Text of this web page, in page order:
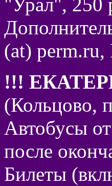
(at)
!!!
(Кольцово,
Автобусы
после
Билеты